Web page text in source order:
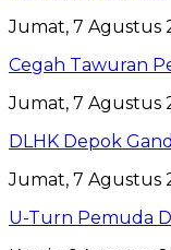
Jumat, 7 Agustus
Cegah Tawuran
Jumat, 7 Agustus
DLHK Depok
Jumat, 7 Agustus
U-Turn Pemuda